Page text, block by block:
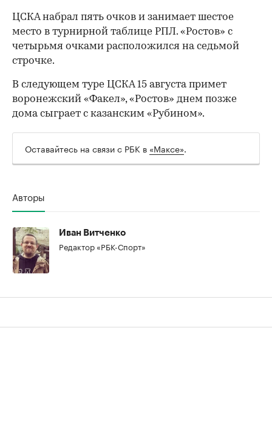
ЦСКА набрал пять очков и занимает шестое
место в турнирной таблице РПЛ. «Ростов» с
четырьмя очками расположился на седьмой
строчке.
В следующем туре ЦСКА 15 августа примет
воронежский «Факел», «Ростов» днем позже
дома сыграет с казанским «Рубином».
Оставайтесь на связи с РБК в «Максе».
Авторы
Иван Витченко
Редактор «РБК-Спорт»